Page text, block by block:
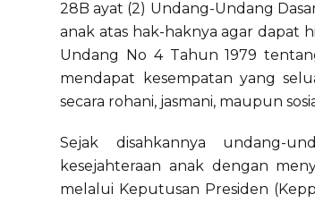
28B ayat (2) Undang-Undang
anak atas hak-haknya agar dapat
Undang No 4 Tahun 1979
mendapat kesempatan yang
secara rohani, jasmani, maupun
Sejak disahkannya undang-
kesejahteraan anak dengan
melalui Keputusan Presiden